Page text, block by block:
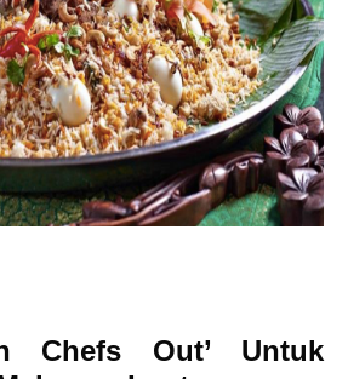
Chefs Out’ Untuk